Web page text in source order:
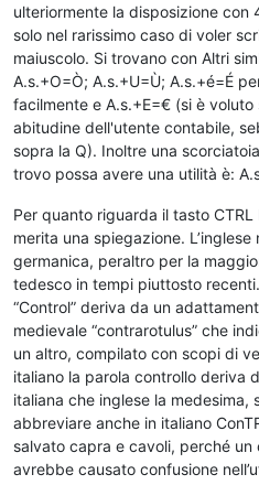
ulteriormente la disposizione con
solo nel rarissimo caso di voler
maiuscolo. Si trovano con Altri
A.s.+O=Ò; A.s.+U=Ù; A.s.+é=É
facilmente e A.s.+E=€ (si è voluto
abitudine dell'utente contabile,
sopra la Q). Inoltre una
trovo possa avere una utilità è:
Per quanto riguarda il tasto
merita una spiegazione.
germanica, peraltro per la
tedesco in tempi piuttosto
“Control” deriva da un
medievale “contrarotulus” che
un altro, compilato con scopi di
italiano la parola controllo deriva
italiana che inglese la
abbreviare anche in italiano
salvato capra e cavoli, perché
avrebbe causato confusione